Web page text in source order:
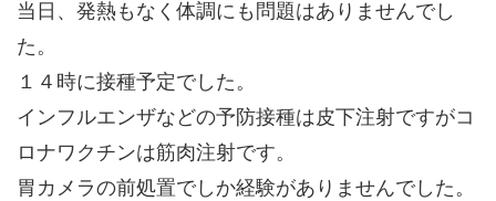
当日、発熱もなく体調にも問題はありませんでし
た。
１４時に接種予定でした。
インフルエンザなどの予防接種は皮下注射ですがコ
ロナワクチンは筋肉注射です。
胃カメラの前処置でしか経験がありませんでした。